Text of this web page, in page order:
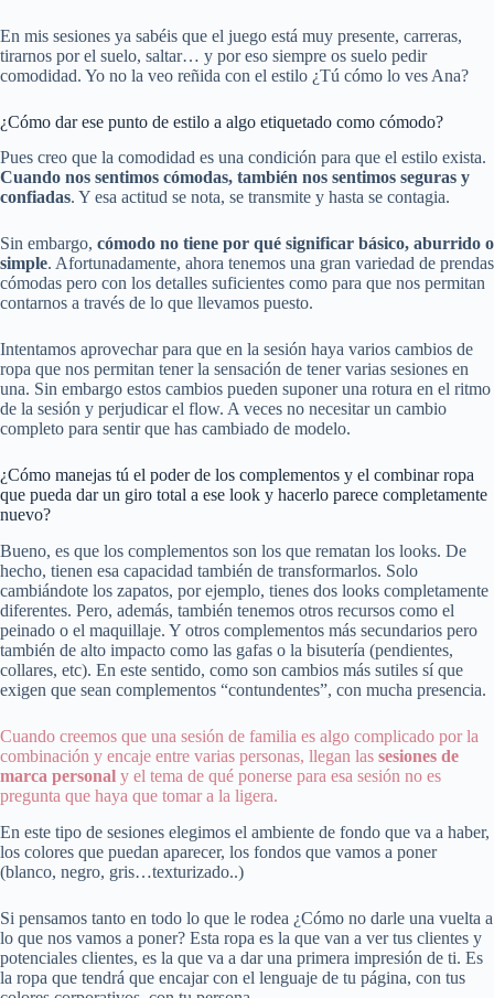
En mis sesiones ya sabéis que el juego está muy presente, carreras,
tirarnos por el suelo, saltar… y por eso siempre os suelo pedir
comodidad. Yo no la veo reñida con el estilo ¿Tú cómo lo ves Ana?
¿Cómo dar ese punto de estilo a algo etiquetado como cómodo?
Pues creo que la comodidad es una condición para que el estilo exista.
Cuando nos sentimos cómodas, también nos sentimos seguras y
confiadas. Y esa actitud se nota, se transmite y hasta se contagia.
Sin embargo, cómodo no tiene por qué significar básico, aburrido o
simple. Afortunadamente, ahora tenemos una gran variedad de prendas
cómodas pero con los detalles suficientes como para que nos permitan
contarnos a través de lo que llevamos puesto.
Intentamos aprovechar para que en la sesión haya varios cambios de
ropa que nos permitan tener la sensación de tener varias sesiones en
una. Sin embargo estos cambios pueden suponer una rotura en el ritmo
de la sesión y perjudicar el flow. A veces no necesitar un cambio
completo para sentir que has cambiado de modelo.
¿Cómo manejas tú el poder de los complementos y el combinar ropa
que pueda dar un giro total a ese look y hacerlo parece completamente
nuevo?
Bueno, es que los complementos son los que rematan los looks. De
hecho, tienen esa capacidad también de transformarlos. Solo
cambiándote los zapatos, por ejemplo, tienes dos looks completamente
diferentes. Pero, además, también tenemos otros recursos como el
peinado o el maquillaje. Y otros complementos más secundarios pero
también de alto impacto como las gafas o la bisutería (pendientes,
collares, etc). En este sentido, como son cambios más sutiles sí que
exigen que sean complementos “contundentes”, con mucha presencia.
Cuando creemos que una sesión de familia es algo complicado por la
combinación y encaje entre varias personas, llegan las sesiones de
marca personal y el tema de qué ponerse para esa sesión no es
pregunta que haya que tomar a la ligera.
En este tipo de sesiones elegimos el ambiente de fondo que va a haber,
los colores que puedan aparecer, los fondos que vamos a poner
(blanco, negro, gris…texturizado..)
Si pensamos tanto en todo lo que le rodea ¿Cómo no darle una vuelta a
lo que nos vamos a poner? Esta ropa es la que van a ver tus clientes y
potenciales clientes, es la que va a dar una primera impresión de ti. Es
la ropa que tendrá que encajar con el lenguaje de tu página, con tus